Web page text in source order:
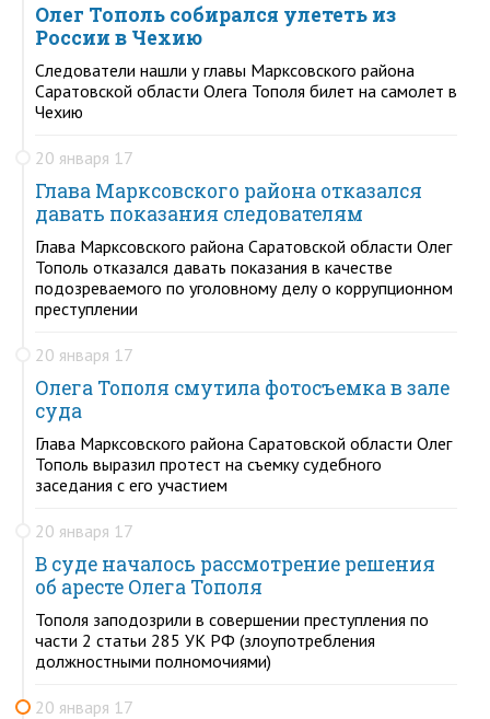
Олег Тополь собирался улететь из
России в Чехию
Следователи нашли у главы Марксовского района
Саратовской области Олега Тополя билет на самолет в
Чехию
20 января 17
Глава Марксовского района отказался
давать показания следователям
Глава Марксовского района Саратовской области Олег
Тополь отказался давать показания в качестве
подозреваемого по уголовному делу о коррупционном
преступлении
20 января 17
Олега Тополя смутила фотосъемка в зале
суда
Глава Марксовского района Саратовской области Олег
Тополь выразил протест на съемку судебного
заседания с его участием
20 января 17
В суде началось рассмотрение решения
об аресте Олега Тополя
Тополя заподозрили в совершении преступления по
части 2 статьи 285 УК РФ (злоупотребления
должностными полномочиями)
20 января 17